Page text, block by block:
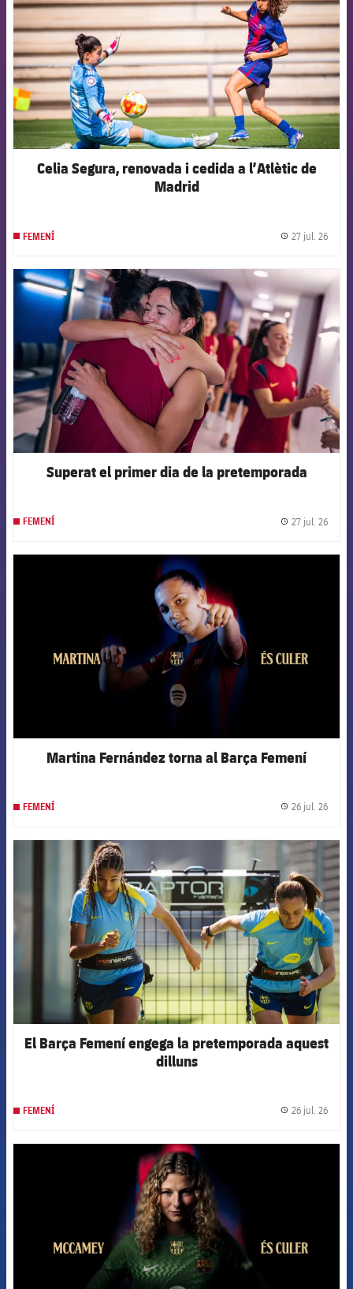
Celia Segura, renovada i cedida a l’Atlètic de
Madrid
FEMENÍ 27 jul. 26
FCB Barcelona badge
Superat el primer dia de la pretemporada
FEMENÍ 27 jul. 26
FCB Barcelona badge
Martina Fernández torna al Barça Femení
FEMENÍ 26 jul. 26
El Barça Femení engega la pretemporada aquest
dilluns
FEMENÍ 26 jul. 26
FCB Barcelona badge